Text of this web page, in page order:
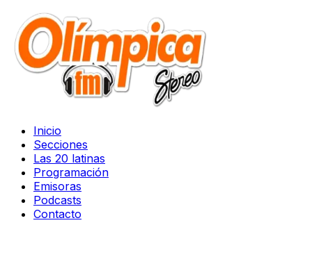
Inicio
Secciones
Las 20 latinas
Programación
Emisoras
Podcasts
Contacto